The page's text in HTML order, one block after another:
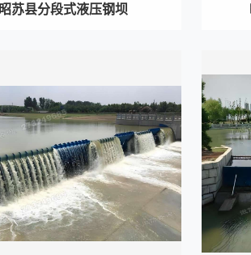
昭苏县分段式液压钢坝